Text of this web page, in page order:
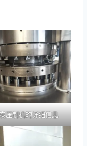
压制机的详细信息